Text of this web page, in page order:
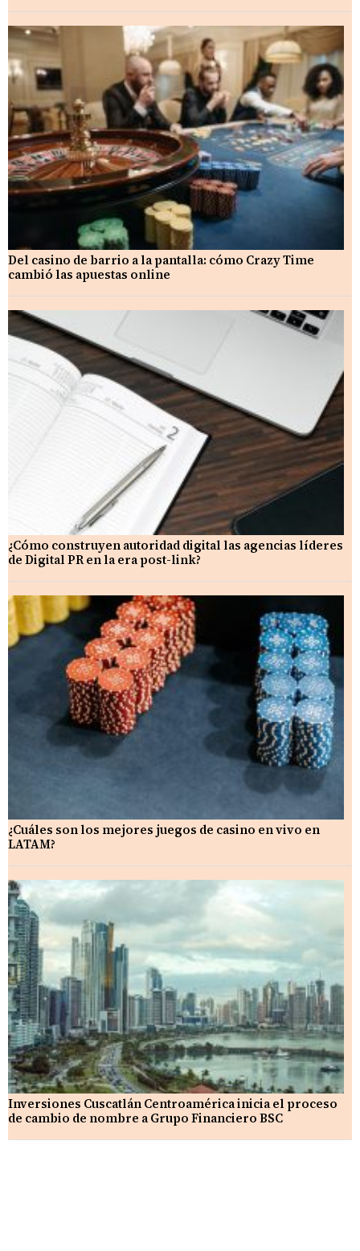
Del casino de barrio a la pantalla: cómo Crazy Time
cambió las apuestas online
¿Cómo construyen autoridad digital las agencias líderes
de Digital PR en la era post-link?
¿Cuáles son los mejores juegos de casino en vivo en
LATAM?
Inversiones Cuscatlán Centroamérica inicia el proceso
de cambio de nombre a Grupo Financiero BSC